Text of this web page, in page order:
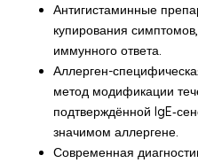
Антигистаминные
купирования
иммунного ответа.
Аллерген-
метод модификации
подтверждённой
значимом аллергене.
Современная